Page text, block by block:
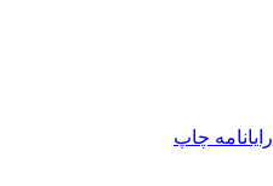
رایانامه چاپ